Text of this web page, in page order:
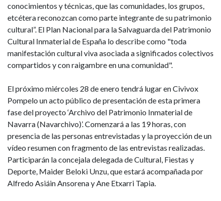
conocimientos y técnicas, que las comunidades, los grupos,
etcétera reconozcan como parte integrante de su patrimonio
cultural”. El Plan Nacional para la Salvaguarda del Patrimonio
Cultural Inmaterial de España lo describe como "toda
manifestación cultural viva asociada a significados colectivos
compartidos y con raigambre en una comunidad".
El próximo miércoles 28 de enero tendrá lugar en Civivox
Pompelo un acto público de presentación de esta primera
fase del proyecto ‘Archivo del Patrimonio Inmaterial de
Navarra (Navarchivo)’. Comenzará a las 19 horas, con
presencia de las personas entrevistadas y la proyección de un
vídeo resumen con fragmento de las entrevistas realizadas.
Participarán la concejala delegada de Cultural, Fiestas y
Deporte, Maider Beloki Unzu, que estará acompañada por
Alfredo Asiáin Ansorena y Ane Etxarri Tapia.